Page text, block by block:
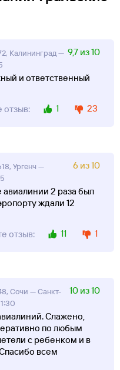
Калининград — 9,7 из 10
и ответственный
отзыв:
1 23
Ургенч —
6 из 10
2 раза был
ждали 12
отзыв:
11 1
Сочи — Санкт-
10 из 10
Слажено,
по любым
с ребенком и в
всем